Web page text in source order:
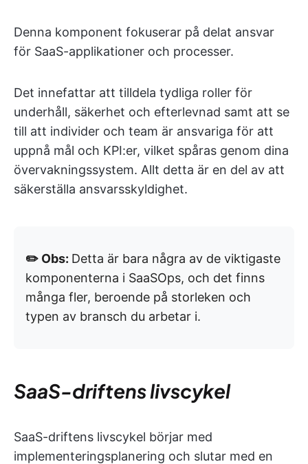
Denna komponent fokuserar på delat ansvar
för SaaS-applikationer och processer.
Det innefattar att tilldela tydliga roller för
underhåll, säkerhet och efterlevnad samt att se
till att individer och team är ansvariga för att
uppnå mål och KPI:er, vilket spåras genom dina
övervakningssystem. Allt detta är en del av att
säkerställa ansvarsskyldighet.
✏️ Obs: Detta är bara några av de viktigaste
komponenterna i SaaSOps, och det finns
många fler, beroende på storleken och
typen av bransch du arbetar i.
SaaS-driftens livscykel
SaaS-driftens livscykel börjar med
implementeringsplanering och slutar med en